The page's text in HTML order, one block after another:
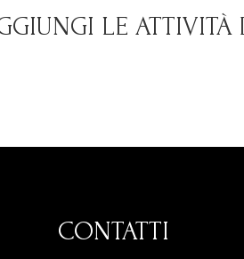
LE ATTIVITÀ
CONTATTI